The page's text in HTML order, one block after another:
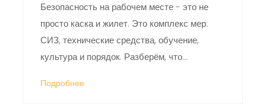
Безопасность на рабочем месте - это не
просто каска и жилет. Это комплекс мер:
СИЗ, технические средства, обучение,
культура и порядок. Разберём, что
производстве и почему формальность -
Подробнее